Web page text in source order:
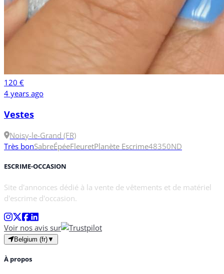
120 €
4 years ago
Vestes
Noisy-le-Grand (FR)
Très bonSabreÉpéeFleuretPlanète Escrime48350ND
ESCRIME-OCCASION
Site d'annonces dédié à la vente de vêtements et de matériel
d'escrime d'occasion.
Voir nos avis sur
Belgium (fr)▼
À propos